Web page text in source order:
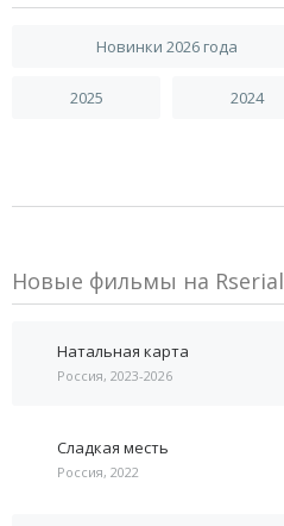
Новинки 2026 года
2025 2024
Новые фильмы на Rserial
Натальная карта
Россия, 2023-2026
Сладкая месть
Россия, 2022